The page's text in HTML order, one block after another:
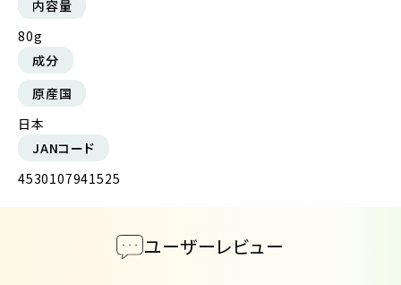
内容量
80g
成分
原産国
日本
JANコード
4530107941525
ユーザーレビュー